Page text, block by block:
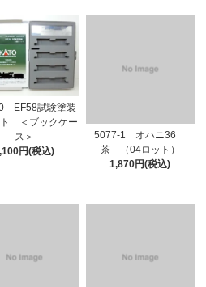
EF58試験塗装
＜ブックケー
ス＞
円(税込)
5077-1 オハニ36
茶 （04ロット）
1,870円(税込)